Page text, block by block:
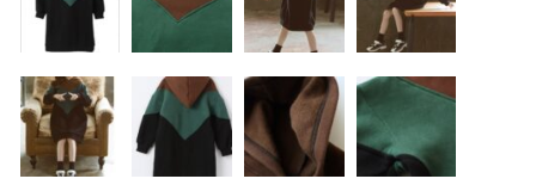
130cm 140cm
BOYS
フォーマルウエア
バッグ